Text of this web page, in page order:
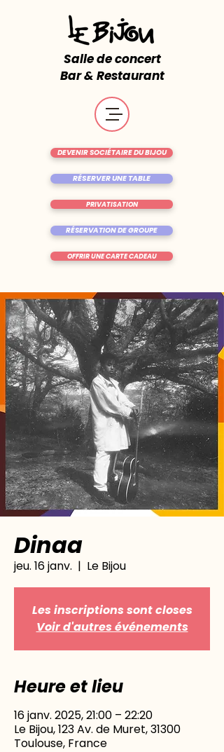
Salle de concert
Bar & Restaurant
RÉSERVER UNE TABLE
OFFRIR UNE CARTE CADEAU
DEVENIR SOCIÉTAIRE DU BIJOU
RÉSERVATION DE GROUPE
PRIVATISATION
Dinaa
jeu. 16 janv.
  |
Le Bijou
Les inscriptions sont closes
Voir d'autres événements
Heure et lieu
16 janv. 2025, 21:00 – 22:20
Le Bijou, 123 Av. de Muret, 31300
Toulouse, France